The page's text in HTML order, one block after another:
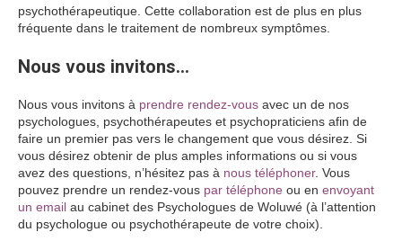
psychothérapeutique. Cette collaboration est de plus en plus
fréquente dans le traitement de nombreux symptômes.
Nous vous invitons…
Nous vous invitons à prendre rendez-vous avec un de nos
psychologues, psychothérapeutes et psychopraticiens afin de
faire un premier pas vers le changement que vous désirez. Si
vous désirez obtenir de plus amples informations ou si vous
avez des questions, n’hésitez pas à nous téléphoner. Vous
pouvez prendre un rendez-vous par téléphone ou en envoyant
un email au cabinet des Psychologues de Woluwé (à l’attention
du psychologue ou psychothérapeute de votre choix).